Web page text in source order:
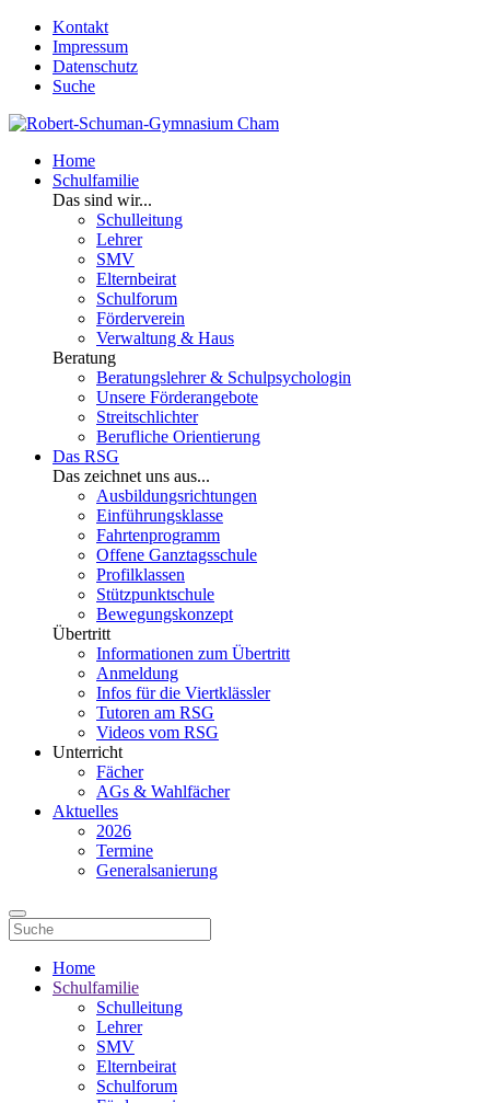
Kontakt
Impressum
Datenschutz
Suche
Home
Schulfamilie
Das sind wir...
Schulleitung
Lehrer
SMV
Elternbeirat
Schulforum
Förderverein
Verwaltung & Haus
Beratung
Beratungslehrer & Schulpsychologin
Unsere Förderangebote
Streitschlichter
Berufliche Orientierung
Das RSG
Das zeichnet uns aus...
Ausbildungsrichtungen
Einführungsklasse
Fahrtenprogramm
Offene Ganztagsschule
Profilklassen
Stützpunktschule
Bewegungskonzept
Übertritt
Informationen zum Übertritt
Anmeldung
Infos für die Viertklässler
Tutoren am RSG
Videos vom RSG
Unterricht
Fächer
AGs & Wahlfächer
Aktuelles
2026
Termine
Generalsanierung
Home
Schulfamilie
Schulleitung
Lehrer
SMV
Elternbeirat
Schulforum